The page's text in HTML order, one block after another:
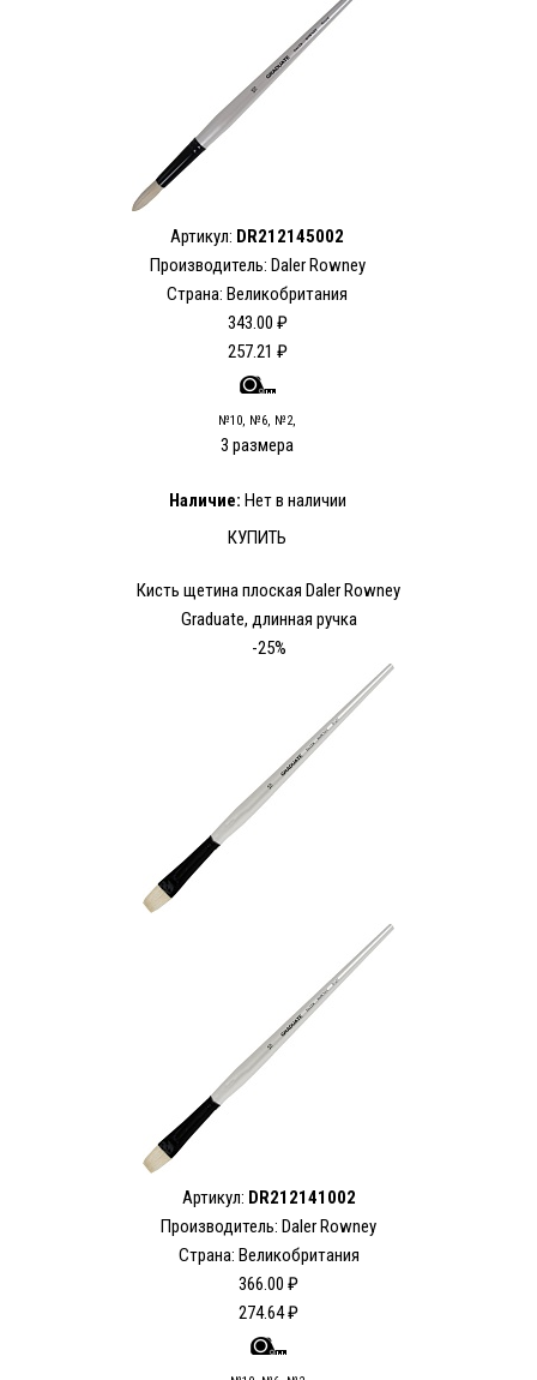
Артикул: DR212145002
Производитель: Daler Rowney
Страна: Великобритания
343.00 ₽
257.21 ₽
№10, №6, №2,
3 размера
Наличие: Нет в наличии
КУПИТЬ
Кисть щетина плоская Daler Rowney
Graduate, длинная ручка
-25%
Артикул: DR212141002
Производитель: Daler Rowney
Страна: Великобритания
366.00 ₽
274.64 ₽